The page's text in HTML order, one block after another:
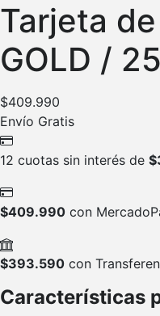
Tarjeta
GOLD /
$409.990
Envío Gratis
12 cuotas sin interés de $
$409.990 con
$393.590 con
Características